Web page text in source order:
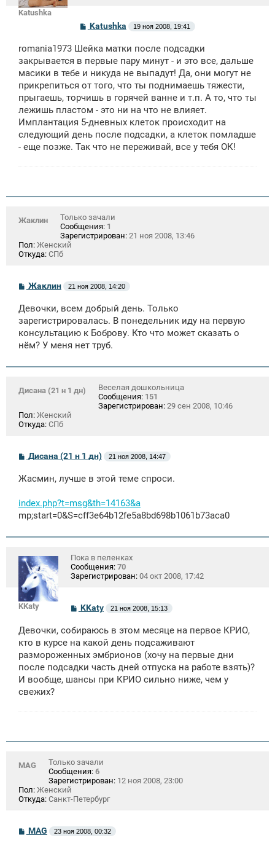
Katushka
С
б
щ
н
и
Katushka 19 ноя 2008, 19:41
romania1973 Шейка матки после подсадки
закрывается в первые пару минут - и это все, дальше
масики в тебе и никуда не выпадут! Да, они могут не
прикрепиться от того, что ты поднимаешь тяжести,
прыгаешь, торчишь в горячей ванне и т.п. А то, что ты
лежишь пластом - это ни на что не влияет.
Имплантация 5-дневных клеток происходит на
следующий день после подсадки, а клеток помладше
- еще позже. Так что не переживай, все у тебя ОК!
Жаклин
Только зачали
Сообщения: 1
Зарегистрирован: 21 ноя 2008, 13:46
Пол: Женский
Откуда: СПб
С
б
щ
е
н
и
Жаклин 21 ноя 2008, 14:20
Девочки, всем добрый день. Только
зарегистрировалась. В понедельник иду на первую
консультацию к Боброву. Кто что может сказать о
нём? У меня нет труб.
Дисана (21 н 1 дн)
Веселая дошкольница
Сообщения: 151
Зарегистрирован: 29 сен 2008, 10:46
Пол: Женский
Откуда: СПб
С
б
н
и
Дисана (21 н 1 дн) 21 ноя 2008, 14:47
Жасмин, лучше в этой теме спроси.
index.php?t=msg&th=14163&a
mp;start=0&S=cff3e64b12fe5a8bd698b1061b73aca0
KKaty
Пока в пеленках
Сообщения: 70
Зарегистрирован: 04 окт 2008, 17:42
С
б
щ
н
и
KKaty 21 ноя 2008, 15:13
Девочки, собираюсь в этом месяце на первое КРИО,
кто в курсе на какой день подсаживают
размороженных эмбрионов (хочу на первые дни
после подсадки часть дней отпуска на работе взять)?
И вообще, шансы при КРИО сильно ниже, чем у
свежих?
MAG
Только зачали
Сообщения: 6
Зарегистрирован: 12 ноя 2008, 23:00
Пол: Женский
Откуда: Санкт-Петербург
СMAG 23 ноя 2008, 00:32